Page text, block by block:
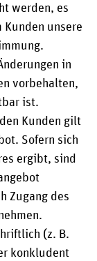
werden, es
unsere
in
vorbehalten,
ist.
Kunden gilt
Sofern sich
ergibt, sind
Zugang des
(z. B.
konkludent